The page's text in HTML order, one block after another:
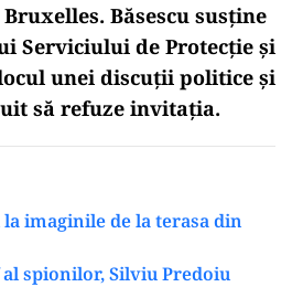
Băsescu susține
Serviciului de Protecție și
unei discuții politice și
să refuze invitația.
la imaginile de la terasa din
al spionilor, Silviu Predoiu